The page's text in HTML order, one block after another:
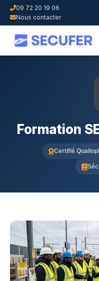
09 72 20 19 06
Nous contacter
Formation
Certifié Qualiopi